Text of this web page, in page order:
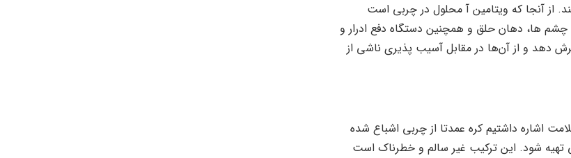
از آنجا که ویتامین آ محلول در چربی است
ها، دهان حلق و همچنین دستگاه دفع ادرار و
دهد و از آن‌ها در مقابل آسیب پذیری ناشی از
اشاره داشتیم کره عمدتا از چربی اشباع شده
تهیه شود. این ترکیب غیر سالم و خطرناک است